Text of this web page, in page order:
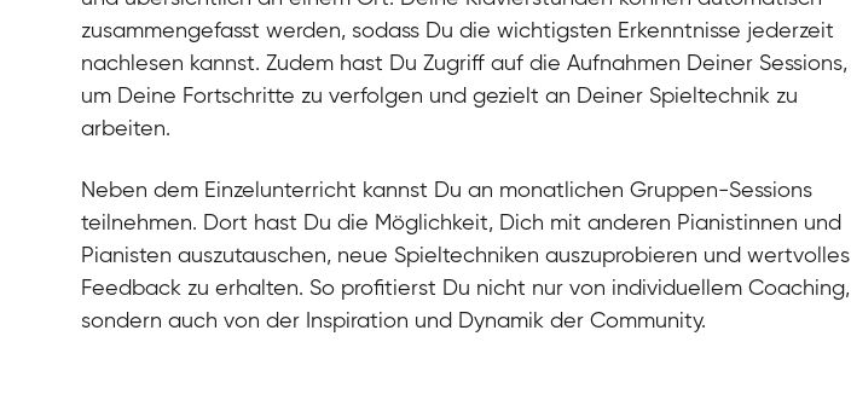
zusammengefasst werden, sodass Du die wichtigsten Erkenntnisse jederzeit
nachlesen kannst. Zudem hast Du Zugriff auf die Aufnahmen Deiner Sessions,
um Deine Fortschritte zu verfolgen und gezielt an Deiner Spieltechnik zu
arbeiten.
Neben dem Einzelunterricht kannst Du an monatlichen Gruppen-Sessions
teilnehmen. Dort hast Du die Möglichkeit, Dich mit anderen Pianistinnen und
Pianisten auszutauschen, neue Spieltechniken auszuprobieren und wertvolles
Feedback zu erhalten. So profitierst Du nicht nur von individuellem Coaching,
sondern auch von der Inspiration und Dynamik der Community.